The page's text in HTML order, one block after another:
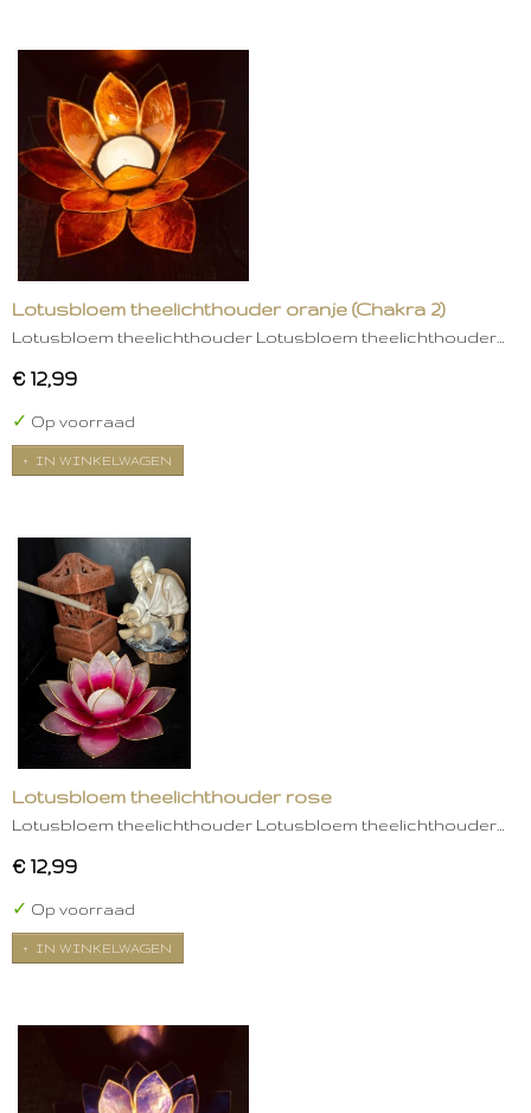
Lotusbloem theelichthouder oranje (Chakra 2)
Lotusbloem theelichthouder Lotusbloem theelichthouder…
€ 12,99
✓ Op voorraad
IN WINKELWAGEN
Lotusbloem theelichthouder rose
Lotusbloem theelichthouder Lotusbloem theelichthouder…
€ 12,99
✓ Op voorraad
IN WINKELWAGEN